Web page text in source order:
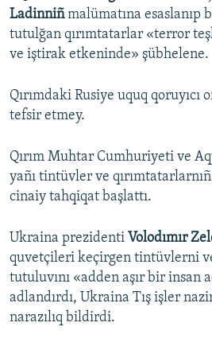
Ladinniñmalümatına esaslanıp
tutulğan qırımtatarlar «terror
ve iştirak etkeninde» şübhelene.
Qırımdaki Rusiye uquq qoruyıcı
tefsir etmey.
Qırım Muhtar Cumhuriyeti ve
yañı tintüvler ve
cinaiy tahqiqat başlattı.
Ukraina prezidenti Volodımır
quvetçileri keçirgen tintüvlerni
tutuluvını «adden aşır bir insan
adlandırdı, Ukraina Tış işler
narazılıq bildirdi.